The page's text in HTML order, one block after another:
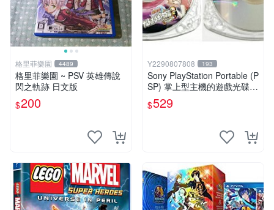
格里菲樂園 4489
格里菲樂園 ~ PSV 英雄傳說
閃之軌跡 日文版
$200
Y2290807808 193
Sony PlayStation Portable (P
SP) 掌上型主機的遊戲光碟
《火影忍者疾風傳：終極忍者
英雄》
$529